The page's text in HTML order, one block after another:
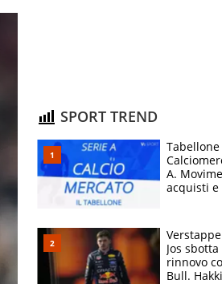
SPORT TREND
Tabellone
A.
acquisti e
Jos
rinnovo
Bull.